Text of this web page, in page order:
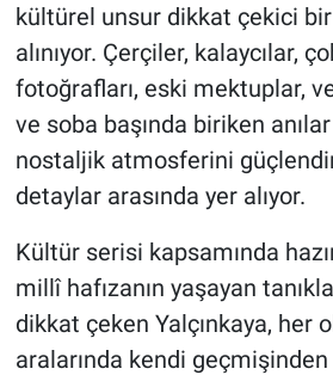
kültürel unsur dikkat çekici
alınıyor. Çerçiler, kalaycılar,
fotoğrafları, eski mektuplar,
ve soba başında biriken
nostaljik atmosferini
detaylar arasında yer alıyor.
Kültür serisi kapsamında
millî hafızanın yaşayan
dikkat çeken Yalçınkaya, her
aralarında kendi geçmişinden